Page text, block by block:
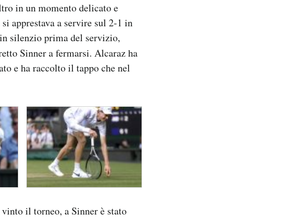
in un momento delicato e
apprestava a servire sul 2-1 in
silenzio prima del servizio,
Sinner a fermarsi. Alcaraz ha
e ha raccolto il tappo che nel
il torneo, a Sinner è stato